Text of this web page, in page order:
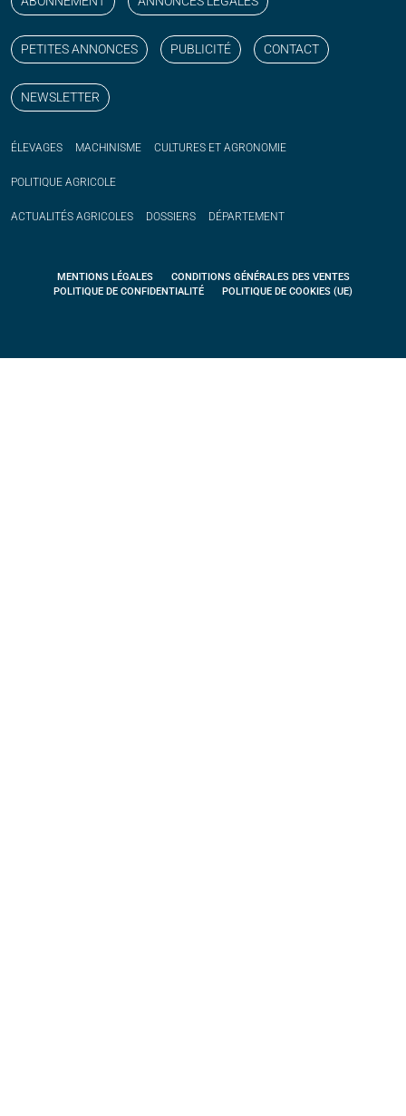
PETITES ANNONCES PUBLICITÉ CONTACT
NEWSLETTER
ÉLEVAGES MACHINISME CULTURES ET AGRONOMIE
POLITIQUE AGRICOLE
ACTUALITÉS AGRICOLES DOSSIERS DÉPARTEMENT
MENTIONS LÉGALES
CONDITIONS GÉNÉRALES DES VENTES
POLITIQUE DE CONFIDENTIALITÉ
POLITIQUE DE COOKIES (UE)